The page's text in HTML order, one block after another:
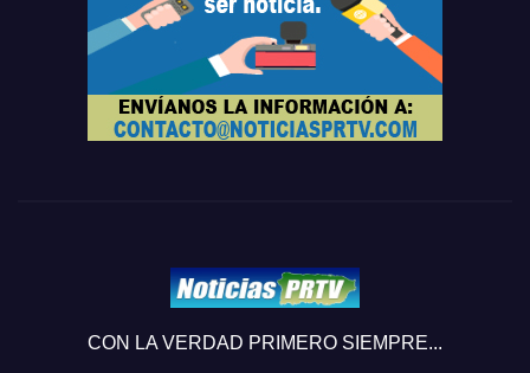
CON LA VERDAD PRIMERO SIEMPRE...